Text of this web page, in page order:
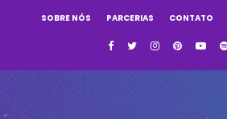
SOBRE NÓS PARCERIAS CONTATO